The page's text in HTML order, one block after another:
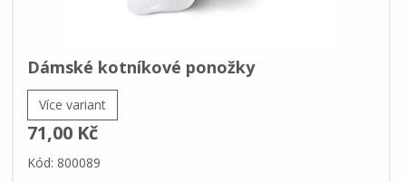
Dámské kotníkové ponožky
Více variant
71,00 Kč
Kód: 800089